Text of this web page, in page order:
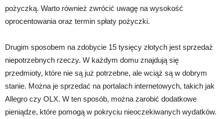
pożyczką. Warto również zwrócić uwagę na wysokość
oprocentowania oraz termin spłaty pożyczki.
Drugim sposobem na zdobycie 15 tysięcy złotych jest sprzedaż
niepotrzebnych rzeczy. W każdym domu znajdują się
przedmioty, które nie są już potrzebne, ale wciąż są w dobrym
stanie. Można je sprzedać na portalach internetowych, takich jak
Allegro czy OLX. W ten sposób, można zarobić dodatkowe
pieniądze, które pomogą w pokryciu nieoczekiwanych wydatków.